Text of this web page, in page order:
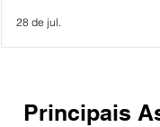
28 de jul.
Principais